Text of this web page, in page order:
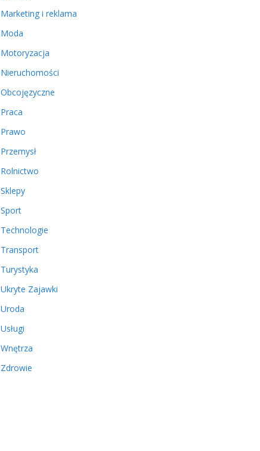
Marketing i reklama
Moda
Motoryzacja
Nieruchomości
Obcojęzyczne
Praca
Prawo
Przemysł
Rolnictwo
Sklepy
Sport
Technologie
Transport
Turystyka
Ukryte Zajawki
Uroda
Usługi
Wnętrza
Zdrowie